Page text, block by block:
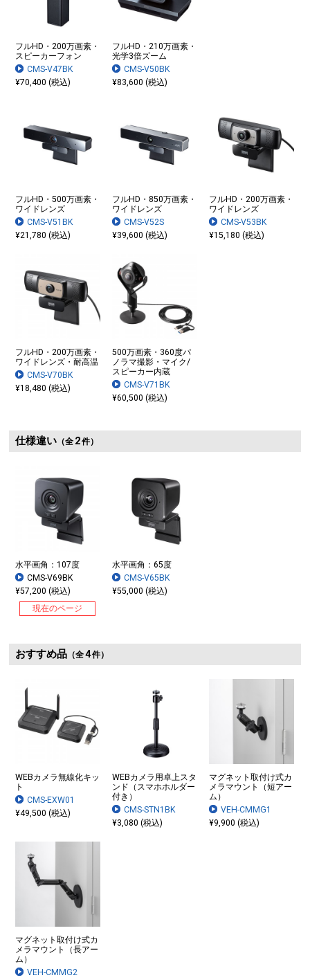
フルHD・200万画素・
スピーカーフォン
CMS-V47BK
¥70,400 (税込)
フルHD・210万画素・
光学3倍ズーム
CMS-V50BK
¥83,600 (税込)
フルHD・500万画素・
ワイドレンズ
CMS-V51BK
¥21,780 (税込)
フルHD・850万画素・
ワイドレンズ
CMS-V52S
¥39,600 (税込)
フルHD・200万画素・
ワイドレンズ
CMS-V53BK
¥15,180 (税込)
フルHD・200万画素・
ワイドレンズ・耐高温
CMS-V70BK
¥18,480 (税込)
500万画素・360度パ
ノラマ撮影・マイク/
スピーカー内蔵
CMS-V71BK
¥60,500 (税込)
仕様違い（全 2件）
水平画角：107度
CMS-V69BK
¥57,200 (税込)
現在のページ
水平画角：65度
CMS-V65BK
¥55,000 (税込)
おすすめ品（全4件）
WEBカメラ無線化キッ
ト
CMS-EXW01
¥49,500 (税込)
WEBカメラ用卓上スタ
ンド（スマホホルダー
付き）
CMS-STN1BK
¥3,080 (税込)
マグネット取付け式カ
メラマウント（短アー
ム）
VEH-CMMG1
¥9,900 (税込)
マグネット取付け式カ
メラマウント（長アー
ム）
VEH-CMMG2